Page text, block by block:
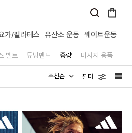
가/필라테스 유산소 운동 웨이트운동
벨트 튜빙밴드 중량 마사지 용품
필터